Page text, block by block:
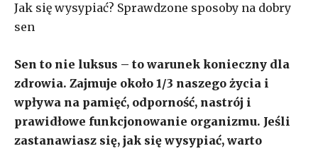
Jak się wysypiać? Sprawdzone sposoby na dobry
sen
Sen to nie luksus – to warunek konieczny dla
zdrowia. Zajmuje około 1/3 naszego życia i
wpływa na pamięć, odporność, nastrój i
prawidłowe funkcjonowanie organizmu. Jeśli
zastanawiasz się, jak się wysypiać, warto